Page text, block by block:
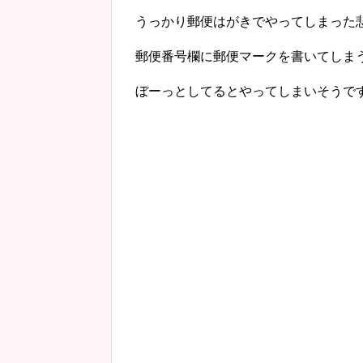
うっかり郵便はがきでやってしまった
郵便番号欄に郵便マークを書いてしま
ぼーっとしてるとやってしまいそうで